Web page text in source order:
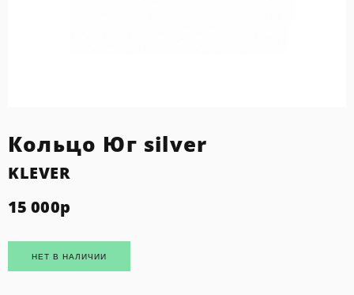
Кольцо Юг silver
KLEVER
15 000р
НЕТ В НАЛИЧИИ